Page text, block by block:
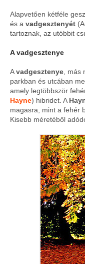
Alapvetően kétféle
és a vadgesztenyét
tartoznak, az utóbbit
A vadgesztenye
Avadgesztenye , más
parkban és utcában
amely legtöbbször
Hayne) hibridet. A
magasra, mint a fehér
Kisebb méretéből